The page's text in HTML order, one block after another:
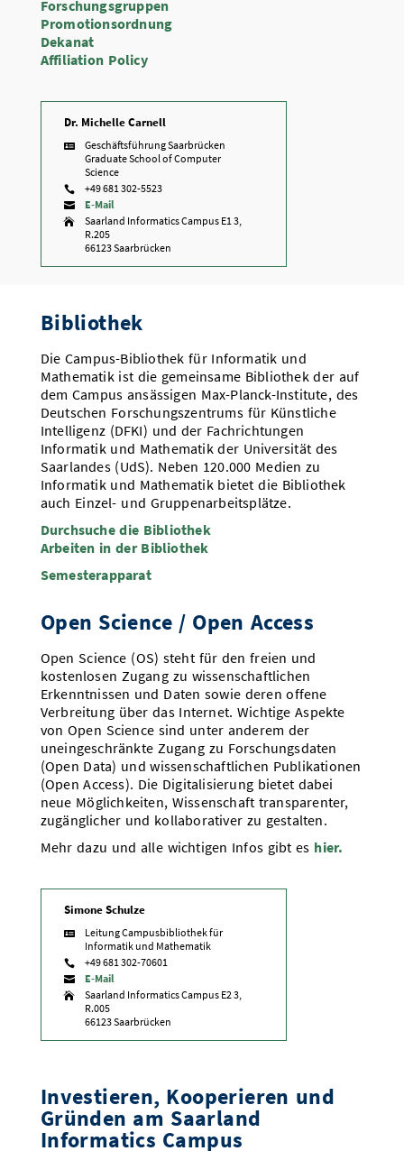
Forschungsgruppen
Promotionsordnung
Dekanat
Affiliation Policy
Dr. Michelle Carnell

Geschäftsführung Saarbrücken
Graduate School of Computer
Science
 +49 681 302-5523
 E-Mail

Saarland Informatics Campus E1 3,
R.205
66123 Saarbrücken
Bibliothek
Die Campus-Bibliothek für Informatik und
Mathematik ist die gemeinsame Bibliothek der auf
dem Campus ansässigen Max-Planck-Institute, des
Deutschen Forschungszentrums für Künstliche
Intelligenz (DFKI) und der Fachrichtungen
Informatik und Mathematik der Universität des
Saarlandes (UdS). Neben 120.000 Medien zu
Informatik und Mathematik bietet die Bibliothek
auch Einzel- und Gruppenarbeitsplätze.
Durchsuche die Bibliothek
Arbeiten in der Bibliothek
Semesterapparat
Open Science / Open Access
Open Science (OS) steht für den freien und
kostenlosen Zugang zu wissenschaftlichen
Erkenntnissen und Daten sowie deren offene
Verbreitung über das Internet. Wichtige Aspekte
von Open Science sind unter anderem der
uneingeschränkte Zugang zu Forschungsdaten
(Open Data) und wissenschaftlichen Publikationen
(Open Access). Die Digitalisierung bietet dabei
neue Möglichkeiten, Wissenschaft transparenter,
zugänglicher und kollaborativer zu gestalten.
Mehr dazu und alle wichtigen Infos gibt es hier.
Simone Schulze

Leitung Campusbibliothek für
Informatik und Mathematik
 +49 681 302-70601
 E-Mail

Saarland Informatics Campus E2 3,
R.005
66123 Saarbrücken
Investieren, Kooperieren und
Gründen am Saarland
Informatics Campus